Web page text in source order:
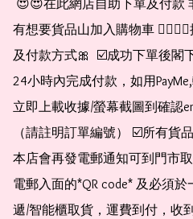
有想要貨品山加入購物車
及付款方式🎀  ☑️成功下單後閣
24小時內完成付款，如用
立即上載收據/螢幕截圖到確認
（請註明訂單編號） ☑️所有貨
本店會再發電郵通知可到門市
電郵入面的*QR code* 及必須
遞/智能櫃取貨，運費到付，收